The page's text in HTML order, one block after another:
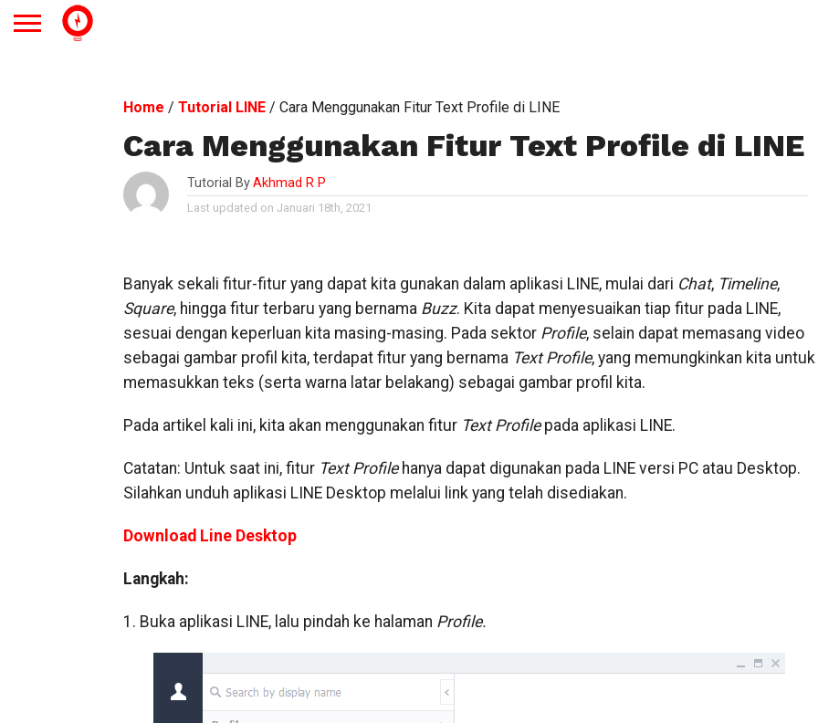
Home / Tutorial LINE/ Cara Menggunakan Fitur Text Profile di LINE
Cara Menggunakan Fitur Text Profile di LINE
Tutorial ByAkhmad R P
Last updated on Januari 18th, 2021
Banyak sekali fitur-fitur yang dapat kita gunakan dalam aplikasi LINE, mulai dari Chat, Timeline,
Square, hingga fitur terbaru yang bernama Buzz. Kita dapat menyesuaikan tiap fitur pada LINE,
sesuai dengan keperluan kita masing-masing. Pada sektor Profile, selain dapat memasang video
sebagai gambar profil kita, terdapat fitur yang bernama Text Profile, yang memungkinkan kita untuk
memasukkan teks (serta warna latar belakang) sebagai gambar profil kita.
Pada artikel kali ini, kita akan menggunakan fitur Text Profilepada aplikasi LINE.
Catatan: Untuk saat ini, fitur Text Profilehanya dapat digunakan pada LINE versi PC atau Desktop.
Silahkan unduh aplikasi LINE Desktop melalui link yang telah disediakan.
Download Line Desktop
Langkah:
1. Buka aplikasi LINE, lalu pindah ke halaman Profile.